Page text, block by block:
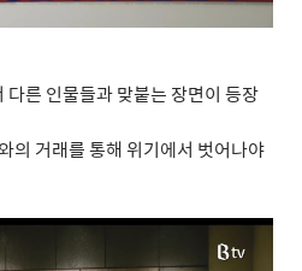
다른 인물들과 맞붙는 장면이 등장
의 거래를 통해 위기에서 벗어나야